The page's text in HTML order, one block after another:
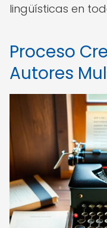
lingüísticas en
Proceso
Autores